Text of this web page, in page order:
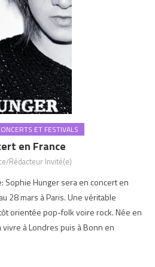
ET FESTIVALS
en France
Rédacteur Invité(e)
Sophie Hunger sera en concert en
28 mars à Paris. Une véritable
orientée pop-folk voire rock. Née en
à Londres puis à Bonn en